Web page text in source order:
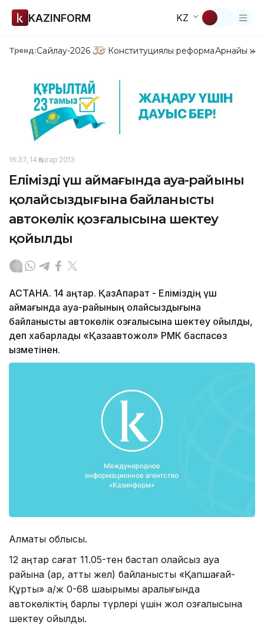
KAZINFORM KZ
Тренд:Сайлау-2026 Конституциялық реформаАрнайы
16:37, 14 Қаңтар 2013
Еліміздің үш аймағында ауа-райының
қолайсыздығына байланысты
автокөлік қозғалысына шектеу
қойылды
АСТАНА. 14 қаңтар. ҚазАқпарат - Еліміздің үш
аймағында ауа-райының қолайсыздығына
байланысты автокөлік қозғалысына шектеу қойылды,
деп хабарлады «Қазақавтожол» РМК баспасөз
қызметінен.
Алматы облысы.
12 қаңтар сағат 11.05-тен бастап қолайсыз ауа
райына (қар, қатты жел) байланысты «Қапшағай-
Құрты» а/ж 0-68 шақырымы аралығында
автокөліктің барлық түрлері үшін жол қозғалысына
шектеу қойылды.